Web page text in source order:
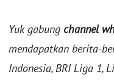
Yuk gabung channel
mendapatkan berita-
Indonesia, BRI Liga 1,